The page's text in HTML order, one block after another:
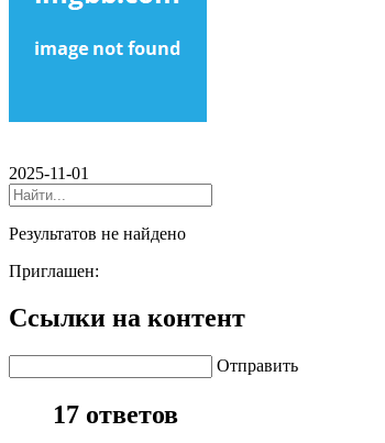
2025-11-01
Результатов не найдено
Приглашен:
Ссылки на контент
Отправить
17 ответов